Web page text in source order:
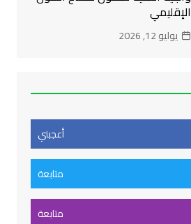
الإقليمي
يوليو 12, 2026
أعجبني
متابعة
متابعة